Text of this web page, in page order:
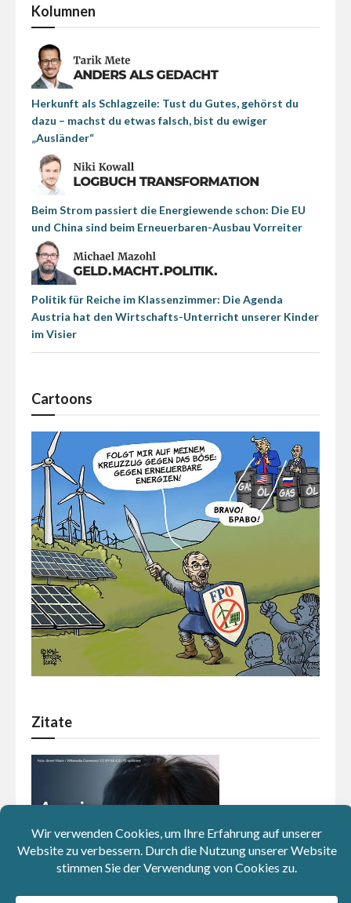
Kolumnen
Herkunft als Schlagzeile: Tust du Gutes, gehörst du
dazu – machst du etwas falsch, bist du ewiger
„Ausländer“
Beim Strom passiert die Energiewende schon: Die EU
und China sind beim Erneuerbaren-Ausbau Vorreiter
Politik für Reiche im Klassenzimmer: Die Agenda
Austria hat den Wirtschafts-Unterricht unserer Kinder
im Visier
Cartoons
Zitate